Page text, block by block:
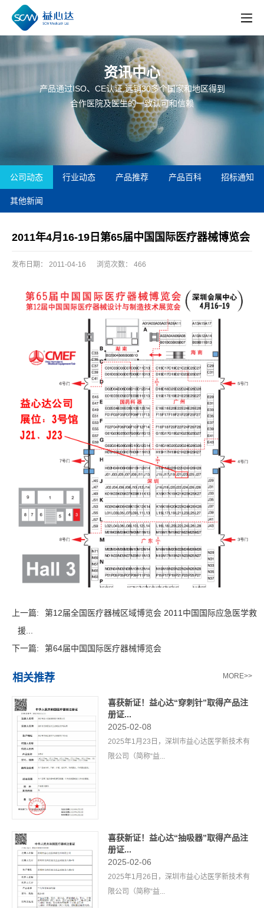
资讯中心
产品通过ISO、CE认证,远销30多个国家和地区得到
合作医院及医生的一致认可和信赖
公司动态 行业动态 产品推荐 产品百科 招标通知
其他新闻
2011年4月16-19日第65届中国国际医疗器械博览会
发布日期： 2011-04-16 浏览次数： 466
上一篇:
第12届全国医疗器械区域博览会 2011中国国际应急医学救
援...
下一篇:
第64届中国国际医疗器械博览会
相关推荐 MORE>>
喜获新证！益心达“穿刺针”取得产品注
册证...
2025-02-08
2025年1月23日，深圳市益心达医学新技术有
限公司（简称“益...
喜获新证！益心达“抽吸器”取得产品注
册证...
2025-02-06
2025年1月26日，深圳市益心达医学新技术有
限公司（简称“益...